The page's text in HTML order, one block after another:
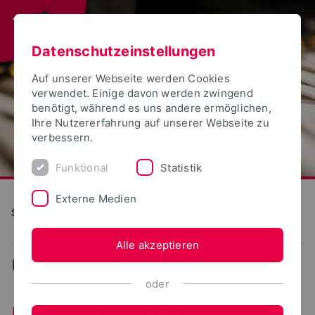
S(kim) - Service Kommunikation Information Medien
... Medien
Datenschutzeinstellungen
Auf unserer Webseite werden Cookies
verwendet. Einige davon werden zwingend
benötigt, während es uns andere ermöglichen,
Ihre Nutzererfahrung auf unserer Webseite zu
verbessern.
Funktional Statistik
Externe Medien
Alle akzeptieren
oder